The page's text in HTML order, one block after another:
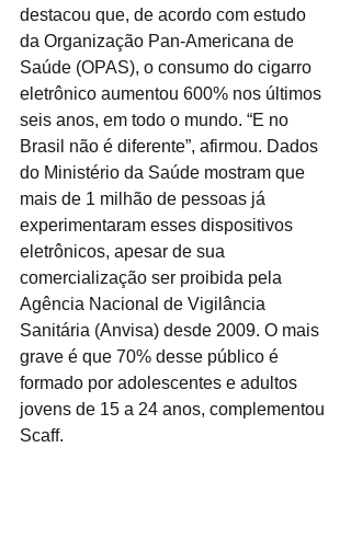
destacou que, de acordo com estudo
da Organização Pan-Americana de
Saúde (OPAS), o consumo do cigarro
eletrônico aumentou 600% nos últimos
seis anos, em todo o mundo. “E no
Brasil não é diferente”, afirmou. Dados
do Ministério da Saúde mostram que
mais de 1 milhão de pessoas já
experimentaram esses dispositivos
eletrônicos, apesar de sua
comercialização ser proibida pela
Agência Nacional de Vigilância
Sanitária (Anvisa) desde 2009. O mais
grave é que 70% desse público é
formado por adolescentes e adultos
jovens de 15 a 24 anos, complementou
Scaff.